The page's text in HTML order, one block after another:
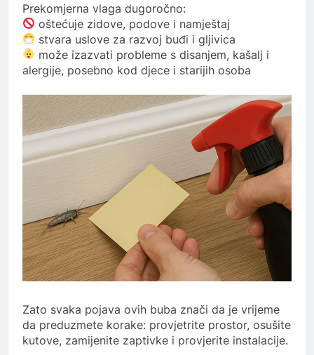
Prekomjerna vlaga dugoročno:
oštećuje zidove, podove i namještaj
stvara uslove za razvoj buđi i gljivica
može izazvati probleme s disanjem, kašalj i
alergije, posebno kod djece i starijih osoba
Zato svaka pojava ovih buba znači da je vrijeme
da preduzmete korake: provjetrite prostor, osušite
kutove, zamijenite zaptivke i provjerite instalacije.